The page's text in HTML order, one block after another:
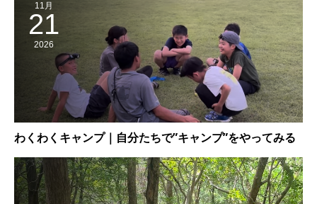
11月
21
2026
わくわくキャンプ｜自分たちで”キャンプ”をやってみる